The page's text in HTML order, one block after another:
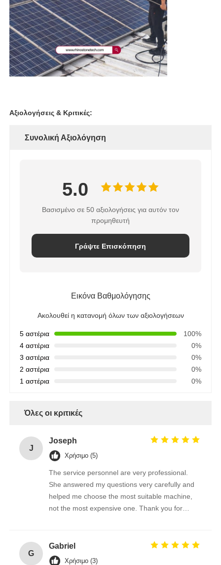
Αξιολογήσεις & Κριτικές:
Συνολική Αξιολόγηση
5.0
Βασισμένο σε 50 αξιολογήσεις για αυτόν τον
προμηθευτή
Γράψτε Επισκόπηση
Εικόνα Βαθμολόγησης
Ακολουθεί η κατανομή όλων των αξιολογήσεων
5 αστέρια
100%
4 αστέρια
0%
3 αστέρια
0%
2 αστέρια
0%
1 αστέρια
0%
Όλες οι κριτικές
J
Joseph
Χρήσιμο (5)
The service personnel are very professional.
She answered my questions very carefully and
helped me choose the most suitable machine,
not the most expensive one. Thank you for
G
Gabriel
Χρήσιμο (3)